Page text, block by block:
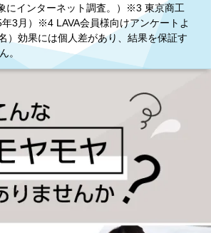
にインターネット調査。）※3 東京商工
3月）※4 LAVA会員様向けアンケートよ
）効果には個人差があり、結果を保証す
。